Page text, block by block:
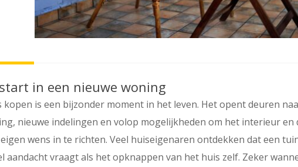
in een nieuwe woning
kopen is een bijzonder moment in het leven. Het opent deuren
nieuwe indelingen en volop mogelijkheden om het interieur en
wens in te richten. Veel huiseigenaren ontdekken dat een
aandacht vraagt als het opknappen van het huis zelf. Zeker